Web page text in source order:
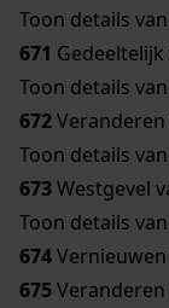
Toon details
671
Toon details
672
Toon details
673Westgevel
Toon details
674
675